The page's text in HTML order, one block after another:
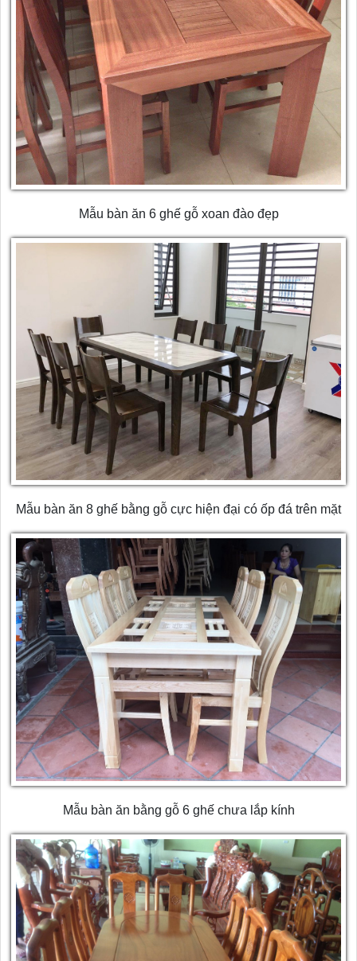
Mẫu bàn ăn 6 ghế gỗ xoan đào đẹp
Mẫu bàn ăn 8 ghế bằng gỗ cực hiện đại có ốp đá trên mặt
Mẫu bàn ăn bằng gỗ 6 ghế chưa lắp kính